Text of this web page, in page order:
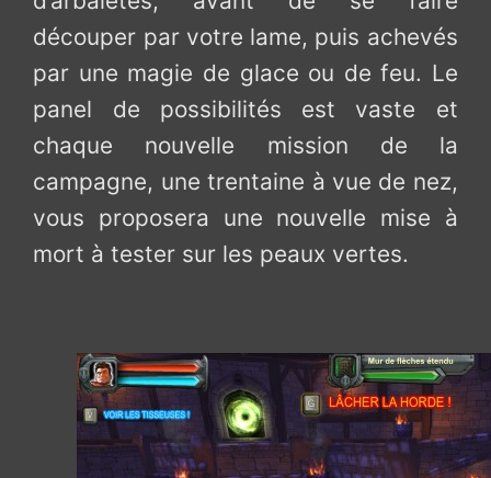
découper par votre lame, puis achevés
par une magie de glace ou de feu. Le
panel de possibilités est vaste et
chaque nouvelle mission de la
campagne, une trentaine à vue de nez,
vous proposera une nouvelle mise à
mort à tester sur les peaux vertes.